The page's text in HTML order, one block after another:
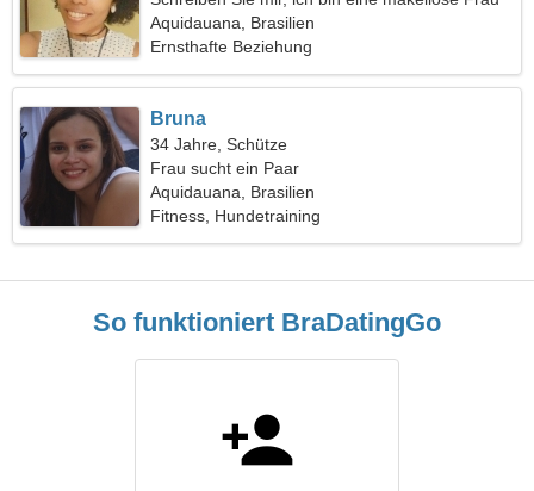
Aquidauana, Brasilien
Ernsthafte Beziehung
Bruna
34 Jahre, Schütze
Frau sucht ein Paar
Aquidauana, Brasilien
Fitness, Hundetraining
So funktioniert BraDatingGo